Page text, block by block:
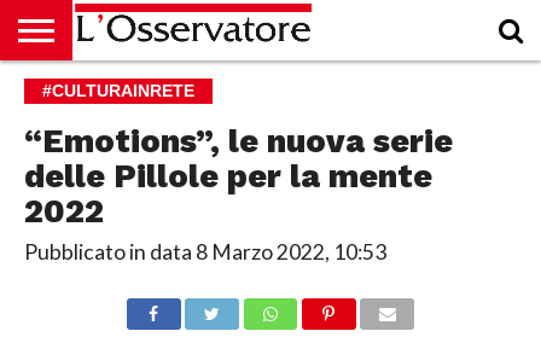
HOME
CULTURA
ECONOMIA
RUBRICHE
ARCHIVIO
PODCAST
ABBONAMENTO
CHI
ACCEDI
#CULTURAINRETE
“Emotions”, le nuova serie
delle Pillole per la mente
2022
Pubblicato in data 8 Marzo 2022, 10:53